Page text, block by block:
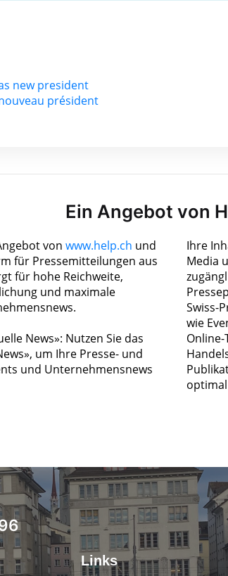
new president
président
Ein Angebot von
von www.help.ch und
für Pressemitteilungen aus
für hohe Reichweite,
und maximale
News»: Nutzen Sie das
um Ihre Presse- und
und Unternehmensnews
Ihre
Media
Swiss-
wie
Links